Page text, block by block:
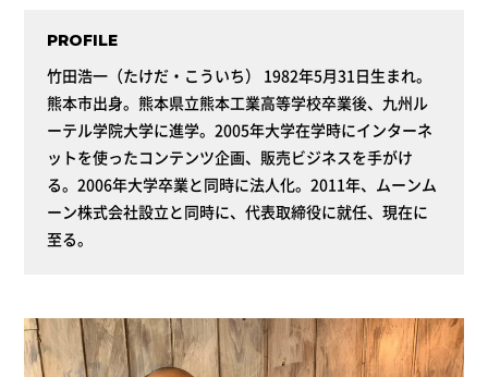
PROFILE
竹田浩一（たけだ・こういち） 1982年5月31日生まれ。
熊本市出身。熊本県立熊本工業高等学校卒業後、九州ル
ーテル学院大学に進学。2005年大学在学時にインターネ
ットを使ったコンテンツ企画、販売ビジネスを手がけ
る。2006年大学卒業と同時に法人化。2011年、ムーンム
ーン株式会社設立と同時に、代表取締役に就任、現在に
至る。